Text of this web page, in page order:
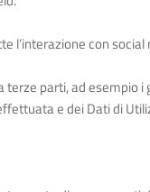
l’interazione con
parti, ad esempio
e dei Dati di